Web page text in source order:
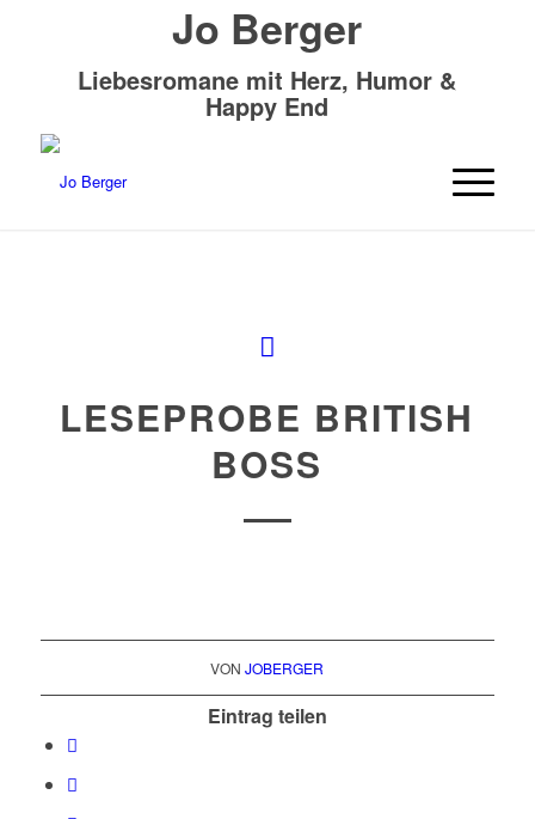
Jo Berger
Liebesromane mit Herz, Humor &
Happy End
LESEPROBE BRITISH
BOSS
VONJOBERGER
Eintrag teilen